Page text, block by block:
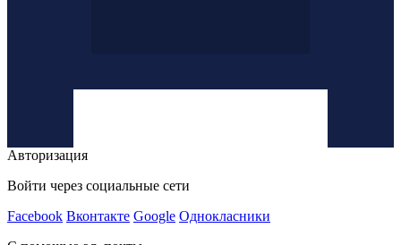
Авторизация
Войти через социальные сети
Facebook Вконтакте Google Однокласники